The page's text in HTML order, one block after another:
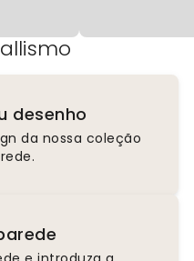
desenho
da nossa coleção